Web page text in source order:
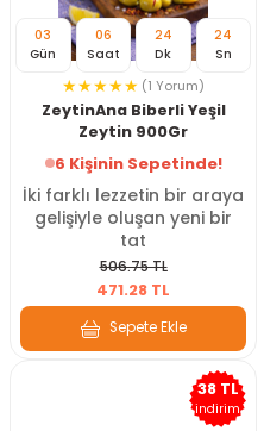
03
Gün
06
Saat
24
Dk
22
Sn
(1 Yorum)
ZeytinAna Biberli Yeşil
Zeytin 900Gr
6 Kişinin Sepetinde!
İki farklı lezzetin bir araya
gelişiyle oluşan yeni bir
tat
506.75 TL
471.28 TL
Sepete Ekle
38 TL
indirim